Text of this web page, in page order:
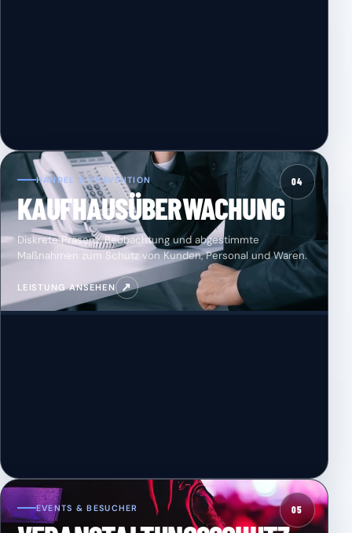
04
HANDEL & PRÄVENTION
KAUFHAUSÜBERWACHUNG
Diskrete Präsenz, Beobachtung und abgestimmte
Maßnahmen zum Schutz von Kunden, Personal und Waren.
LEISTUNG ANSEHEN ↗
05
EVENTS & BESUCHER